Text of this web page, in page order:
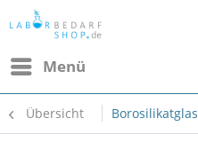
Menü
Übersicht Borosilikatglas